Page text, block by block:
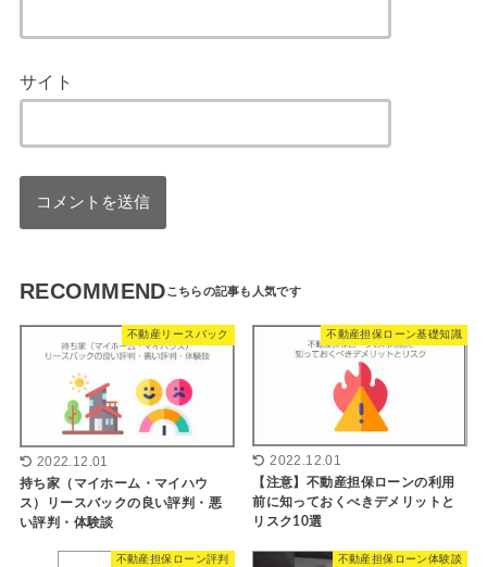
サイト
RECOMMEND
不動産リースバック
2022.12.01
持ち家（マイホーム・マイハウ
ス）リースバックの良い評判・悪
い評判・体験談
不動産担保ローン基礎知識
2022.12.01
【注意】不動産担保ローンの利用
前に知っておくべきデメリットと
リスク10選
不動産担保ローン評判 不動産担保ローン体験談